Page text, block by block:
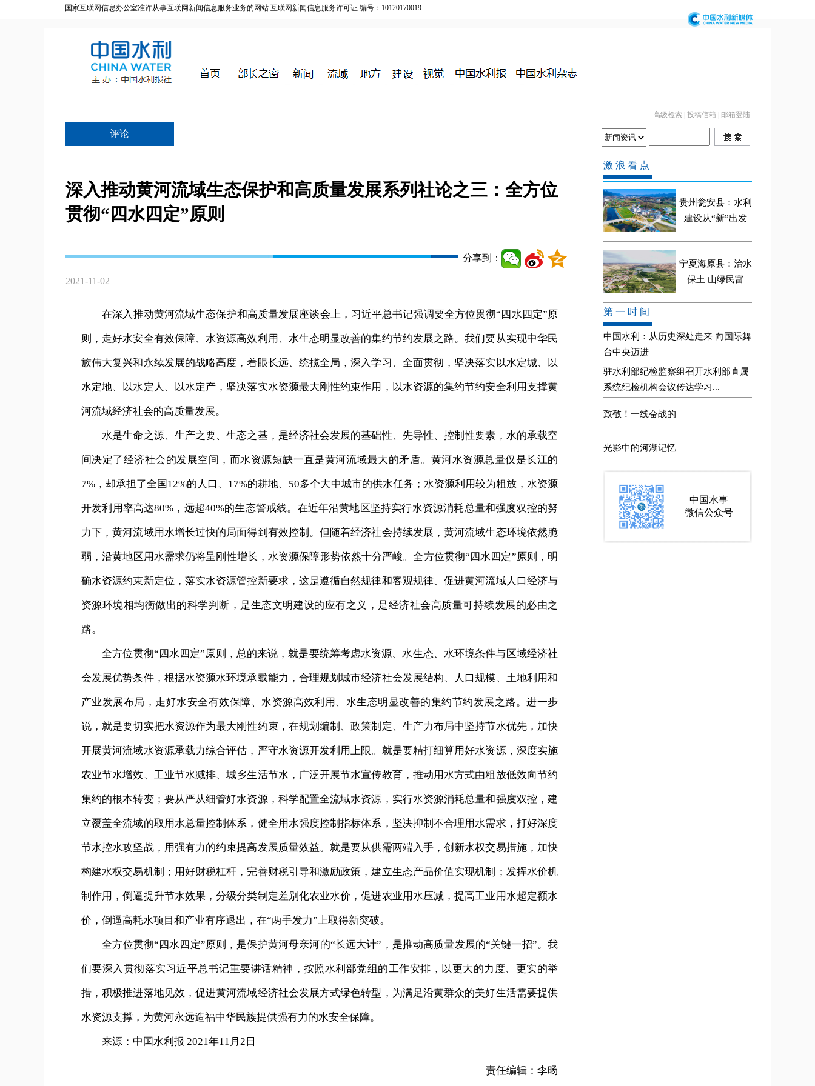
国家互联网信息办公室准许从事互联网新闻信息服务业务的网站 互联网新闻信息服务许可证 编号：10120170019
评论
高级检索 投稿信箱 邮箱登陆
深入推动黄河流域生态保护和高质量发展系列社论之三：全方位
贯彻“四水四定”原则
分享到：
2021-11-02
在深入推动黄河流域生态保护和高质量发展座谈会上，习近平总书记强调要全方位贯彻“四水四定”原
则，走好水安全有效保障、水资源高效利用、水生态明显改善的集约节约发展之路。我们要从实现中华民
族伟大复兴和永续发展的战略高度，着眼长远、统揽全局，深入学习、全面贯彻，坚决落实以水定城、以
水定地、以水定人、以水定产，坚决落实水资源最大刚性约束作用，以水资源的集约节约安全利用支撑黄
河流域经济社会的高质量发展。
水是生命之源、生产之要、生态之基，是经济社会发展的基础性、先导性、控制性要素，水的承载空
间决定了经济社会的发展空间，而水资源短缺一直是黄河流域最大的矛盾。黄河水资源总量仅是长江的
7%，却承担了全国12%的人口、17%的耕地、50多个大中城市的供水任务；水资源利用较为粗放，水资源
开发利用率高达80%，远超40%的生态警戒线。在近年沿黄地区坚持实行水资源消耗总量和强度双控的努
力下，黄河流域用水增长过快的局面得到有效控制。但随着经济社会持续发展，黄河流域生态环境依然脆
弱，沿黄地区用水需求仍将呈刚性增长，水资源保障形势依然十分严峻。全方位贯彻“四水四定”原则，明
确水资源约束新定位，落实水资源管控新要求，这是遵循自然规律和客观规律、促进黄河流域人口经济与
资源环境相均衡做出的科学判断，是生态文明建设的应有之义，是经济社会高质量可持续发展的必由之
路。
全方位贯彻“四水四定”原则，总的来说，就是要统筹考虑水资源、水生态、水环境条件与区域经济社
会发展优势条件，根据水资源水环境承载能力，合理规划城市经济社会发展结构、人口规模、土地利用和
产业发展布局，走好水安全有效保障、水资源高效利用、水生态明显改善的集约节约发展之路。进一步
说，就是要切实把水资源作为最大刚性约束，在规划编制、政策制定、生产力布局中坚持节水优先，加快
开展黄河流域水资源承载力综合评估，严守水资源开发利用上限。就是要精打细算用好水资源，深度实施
农业节水增效、工业节水减排、城乡生活节水，广泛开展节水宣传教育，推动用水方式由粗放低效向节约
集约的根本转变；要从严从细管好水资源，科学配置全流域水资源，实行水资源消耗总量和强度双控，建
立覆盖全流域的取用水总量控制体系，健全用水强度控制指标体系，坚决抑制不合理用水需求，打好深度
节水控水攻坚战，用强有力的约束提高发展质量效益。就是要从供需两端入手，创新水权交易措施，加快
构建水权交易机制；用好财税杠杆，完善财税引导和激励政策，建立生态产品价值实现机制；发挥水价机
制作用，倒逼提升节水效果，分级分类制定差别化农业水价，促进农业用水压减，提高工业用水超定额水
价，倒逼高耗水项目和产业有序退出，在“两手发力”上取得新突破。
全方位贯彻“四水四定”原则，是保护黄河母亲河的“长远大计”，是推动高质量发展的“关键一招”。我
们要深入贯彻落实习近平总书记重要讲话精神，按照水利部党组的工作安排，以更大的力度、更实的举
措，积极推进落地见效，促进黄河流域经济社会发展方式绿色转型，为满足沿黄群众的美好生活需要提供
水资源支撑，为黄河永远造福中华民族提供强有力的水安全保障。
来源：中国水利报 2021年11月2日
责任编辑：李旸